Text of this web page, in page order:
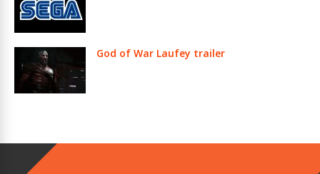
God of War Laufey trailer